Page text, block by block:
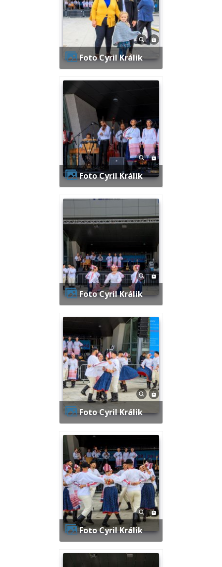
Foto Cyril Králik
Foto Cyril Králik
Foto Cyril Králik
Foto Cyril Králik
Foto Cyril Králik